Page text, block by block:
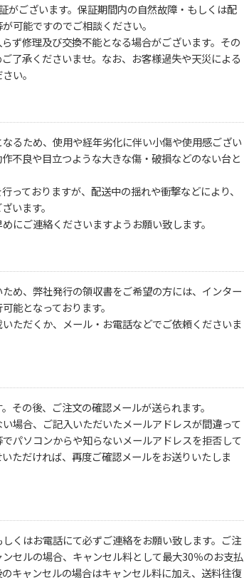
がございます。保証期間内の自然故障・もしくは配
可能ですのでご相談ください。
ず修理及び交換不能となる場合がございます。その
了承くださいませ。なお、お客様過失や天災による
い。
るため、使用や経年劣化に伴い小傷や使用感ござい
不良や目立つような大きな傷・破損などのない台と
っておりますが、配送中の揺れや衝撃などにより、
います。
にご連絡くださいますようお願い致します。
め、弊社発行の領収書をご希望の方には、インター
能となっております。
ただくか、メール・お電話などでご依頼くださいま
その後、ご注文の確認メールが送られます。
場合、ご記入いただいたメールアドレスが間違って
パソコンからや知らないメールアドレスを拒否して
ただければ、再度ご確認メールをお送りいたしま
くはお電話にて必ずご連絡をお願い致します。ご注
セルの場合、キャンセル料として最大30％のお支払
キャンセルの場合はキャンセル料に加え、送料往復